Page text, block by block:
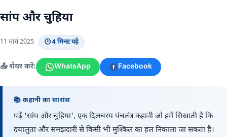
सांप और चुहिया
11 मार्च 2025 🕑 4 मिनट पढ़ें
📤 शेयर करें: WhatsApp Facebook
📚 कहानी का सारांश
पढ़ें 'सांप और चुहिया', एक दिलचस्प पंचतंत्र कहानी जो हमें सिखाती है कि
दयालुता और समझदारी से किसी भी मुश्किल का हल निकाला जा सकता है।